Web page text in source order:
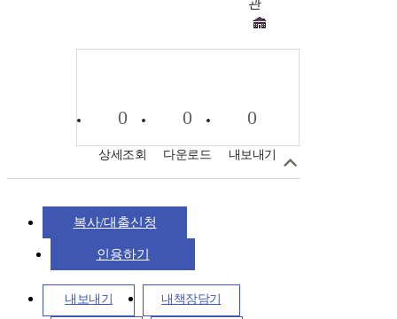
관
0
상세조회
0
다운로드
0
내보내기
복사/대출신청
인용하기
내보내기 내책장담기